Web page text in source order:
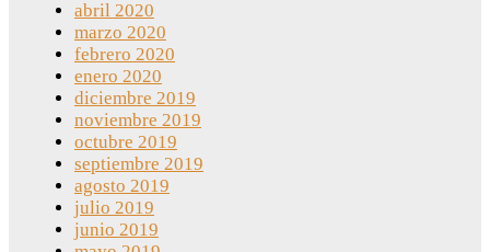
abril 2020
marzo 2020
febrero 2020
enero 2020
diciembre 2019
noviembre 2019
octubre 2019
septiembre 2019
agosto 2019
julio 2019
junio 2019